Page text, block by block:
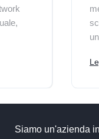
Siamo un'azienda